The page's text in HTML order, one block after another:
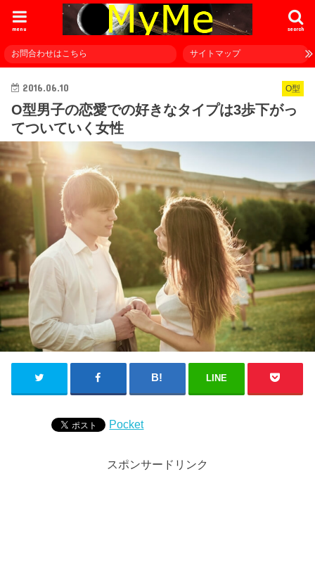
search
menu
お問合わせはこちら サイトマップ
O型
2016.06.10
O型男子の恋愛での好きなタイプは3歩下がっ
てついていく女性
LINE
Pocket
スポンサードリンク